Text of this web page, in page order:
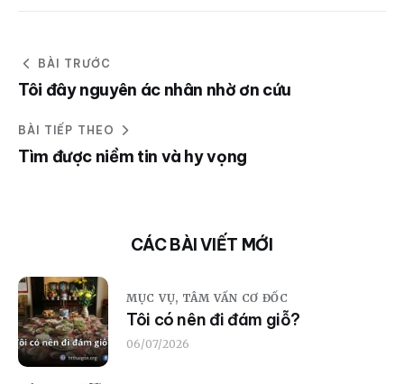
BÀI TRƯỚC
Tôi đây nguyên ác nhân nhờ ơn cứu
BÀI TIẾP THEO
Tìm được niềm tin và hy vọng
CÁC BÀI VIẾT MỚI
MỤC VỤ, TÂM VẤN CƠ ĐỐC
Tôi có nên đi đám giỗ?
06/07/2026